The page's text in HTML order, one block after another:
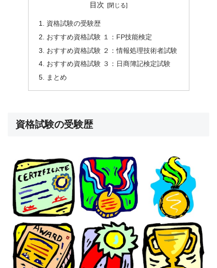
目次
資格試験の受験歴
おすすめ資格試験 １：FP技能検定
おすすめ資格試験 ２：情報処理技術者試験
おすすめ資格試験 ３：日商簿記検定試験
まとめ
資格試験の受験歴